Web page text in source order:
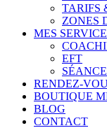
TARIFS
ZONES
MES
EFT
RENDEZ-
BOUTIQUE
BLOG
CONTACT